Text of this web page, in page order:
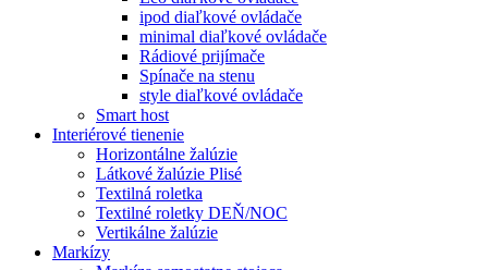
ipod diaľkové ovládače
minimal diaľkové ovládače
Rádiové prijímače
Spínače na stenu
style diaľkové ovládače
Smart host
Interiérové tienenie
Horizontálne žalúzie
Látkové žalúzie Plisé
Textilná roletka
Textilné roletky DEŇ/NOC
Vertikálne žalúzie
Markízy